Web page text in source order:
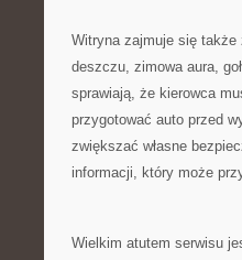
Witryna zajmuje się także
deszczu, zimowa aura,
sprawiają, że kierowca
przygotować auto przed
zwiększać własne
informacji, który może
Wielkim atutem serwisu